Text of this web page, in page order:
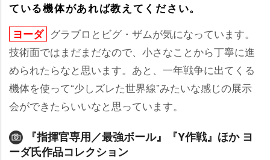
ている機体があれば教えてください。
ヨーダ グラブロとビグ・ザムが気になっています。
技術面ではまだまだなので、小さなことから丁寧に進
められたらなと思います。あと、一年戦争に出てくる
機体を使って“少しズレた世界線”みたいな感じの展示
会ができたらいいなと思っています。
『指揮官専用／最強ボール』『Y作戦』ほか ヨ
ーダ氏作品コレクション